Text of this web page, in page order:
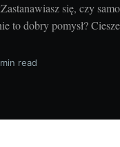
się, czy
to dobry pomysł?
że szukasz rzetelnej
samowystarczalność, a
read